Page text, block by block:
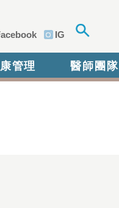
IG
管理 醫師團隊